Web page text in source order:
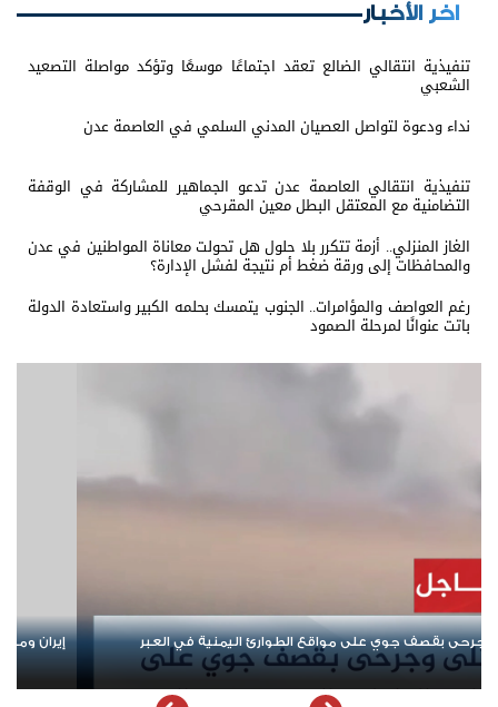
اخر الأخبار
تنفيذية انتقالي الضالع تعقد اجتماعًا موسعًا وتؤكد مواصلة التصعيد
الشعبي
نداء ودعوة لتواصل العصيان المدني السلمي في العاصمة عدن
تنفيذية انتقالي العاصمة عدن تدعو الجماهير للمشاركة في الوقفة
التضامنية مع المعتقل البطل معين المقرحي
الغاز المنزلي.. أزمة تتكرر بلا حلول هل تحولت معاناة المواطنين في عدن
والمحافظات إلى ورقة ضغط أم نتيجة لفشل الإدارة؟
رغم العواصف والمؤامرات.. الجنوب يتمسك بحلمه الكبير واستعادة الدولة
باتت عنوانًا لمرحلة الصمود
من "نصرة فلسطين" إلى إشعال أزمات المنطقة
من صنع الأزمة